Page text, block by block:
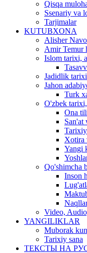
Qisqa
Ssenariy va
Tarjimalar
KUTUBXONA
Alisher
Amir Temur
Islom tarixi,
Jadidlik
Jahon
Turk
O'zbek
Ona
San'at
Xotira
Yangi
Qo'shimcha
Inson
Video,
YANGILIKLAR
Muborak kun
Tarixiy sana
ТЕКСТЫ НА